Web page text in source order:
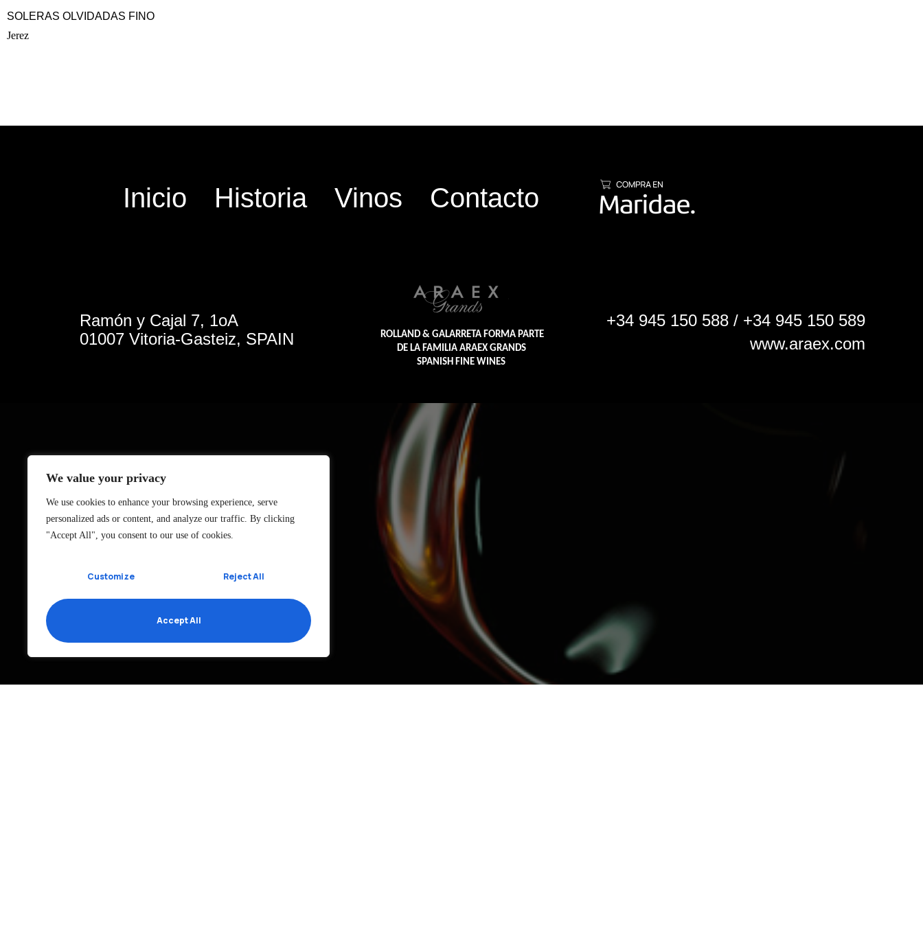
We value your privacy
We use cookies to enhance your browsing experience, serve
personalized ads or content, and analyze our traffic. By clicking
"Accept All", you consent to our use of cookies.
Customize Reject All
Accept All
SOLERAS OLVIDADAS FINO
Jerez
Inicio Historia Vinos Contacto
Ramón y Cajal 7, 1oA
01007 Vitoria-Gasteiz, SPAIN
ROLLAND & GALARRETA FORMA PARTE
DE LA FAMILIA ARAEX GRANDS
SPANISH FINE WINES
+34 945 150 588 / +34 945 150 589
www.araex.com